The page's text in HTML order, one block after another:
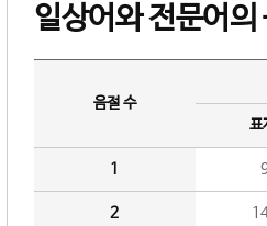
일상어와 전문어의
음절 수
표
1
2